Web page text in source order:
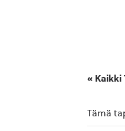
« Kaikki
Tämä